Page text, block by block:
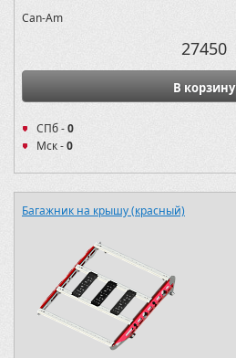
Can-Am
27450
В корзину
СПб -0
Мск -0
Багажник на крышу (красный)